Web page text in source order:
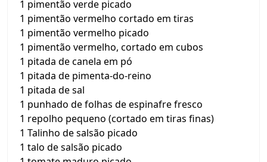
1 pimentão verde picado
1 pimentão vermelho cortado em tiras
1 pimentão vermelho picado
1 pimentão vermelho, cortado em cubos
1 pitada de canela em pó
1 pitada de pimenta-do-reino
1 pitada de sal
1 punhado de folhas de espinafre fresco
1 repolho pequeno (cortado em tiras finas)
1 Talinho de salsão picado
1 talo de salsão picado